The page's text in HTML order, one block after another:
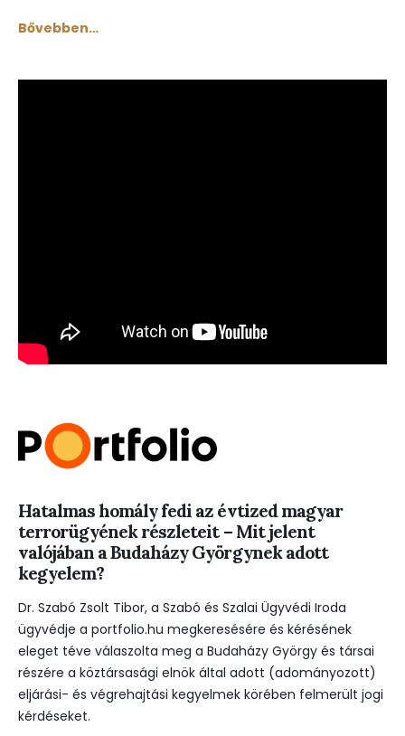
Bővebben…
Hatalmas homály fedi az évtized magyar
terrorügyének részleteit – Mit jelent
valójában a Budaházy Györgynek adott
kegyelem?
Dr. Szabó Zsolt Tibor, a Szabó és Szalai Ügyvédi Iroda
ügyvédje a portfolio.hu megkeresésére és kérésének
eleget téve válaszolta meg a Budaházy György és társai
részére a köztársasági elnök által adott (adományozott)
eljárási- és végrehajtási kegyelmek körében felmerült jogi
kérdéseket.